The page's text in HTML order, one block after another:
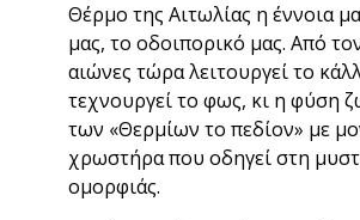
Θέρμο της Αιτωλίας η έννοια
μας, το οδοιπορικό μας. Από
αιώνες τώρα λειτουργεί το
τεχνουργεί το φως, κι η φύση
των «Θερμίων το πεδίον» με
χρωστήρα που οδηγεί στη
ομορφιάς.